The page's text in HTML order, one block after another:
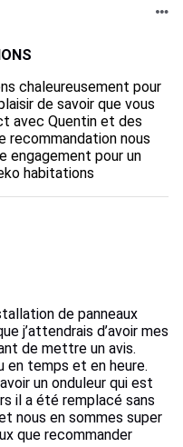
chaleureusement pour
de savoir que vous
avec Quentin et des
recommandation nous
engagement pour un
habitations
de panneaux
j’attendrais d’avoir mes
de mettre un avis.
en temps et en heure.
un onduleur qui est
il a été remplacé sans
nous en sommes super
que recommander